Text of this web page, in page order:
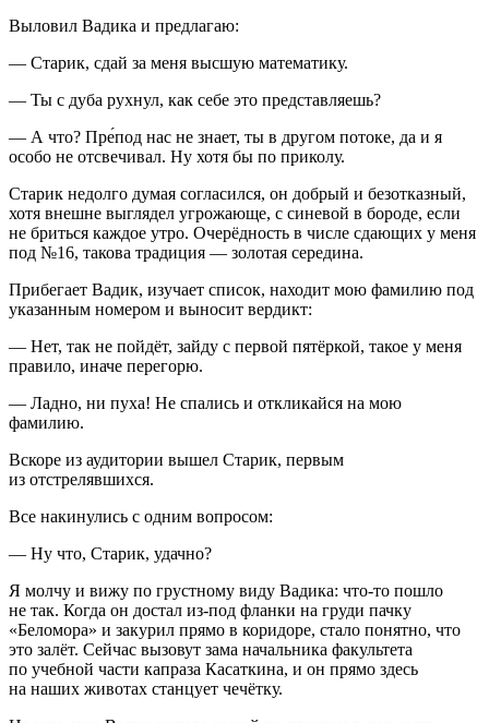
Выловил Вадика и предлагаю:
— Старик, сдай за меня высшую математику.
— Ты с дуба рухнул, как себе это представляешь?
— А что? Пре́под нас не знает, ты в другом потоке, да и я
особо не отсвечивал. Ну хотя бы по приколу.
Старик недолго думая согласился, он добрый и безотказный,
хотя внешне выглядел угрожающе, с синевой в бороде, если
не бриться каждое утро. Очерёдность в числе сдающих у меня
под №16, такова традиция — золотая середина.
Прибегает Вадик, изучает список, находит мою фамилию под
указанным номером и выносит вердикт:
— Нет, так не пойдёт, зайду с первой пятёркой, такое у меня
правило, иначе перегорю.
— Ладно, ни пуха! Не спались и откликайся на мою
фамилию.
Вскоре из аудитории вышел Старик, первым
из отстрелявшихся.
Все накинулись с одним вопросом:
— Ну что, Старик, удачно?
Я молчу и вижу по грустному виду Вадика: что-то пошло
не так. Когда он достал из-под фланки на груди пачку
«Беломора» и закурил прямо в коридоре, стало понятно, что
это залёт. Сейчас вызовут зама начальника факультета
по учебной части капраза Касаткина, и он прямо здесь
на наших животах станцует чечётку.